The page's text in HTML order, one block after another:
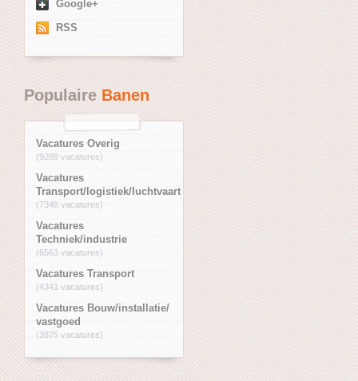
Google+
RSS
PopulaireBanen
Vacatures Overig
(9288 vacatures)
Vacatures
Transport/logistiek/luchtvaart
(7348 vacatures)
Vacatures
Techniek/industrie
(6563 vacatures)
Vacatures Transport
(4341 vacatures)
Vacatures Bouw/installatie/
vastgoed
(3875 vacatures)